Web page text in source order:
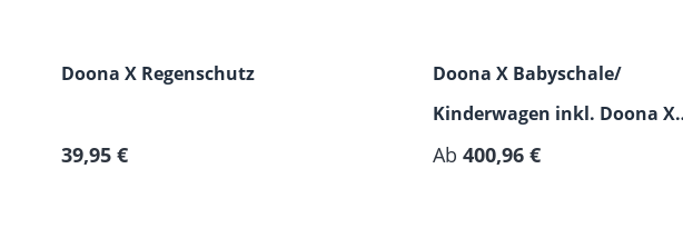
Doona X Regenschutz
Regulärer Preis:
39,95 €
Doona X Babyschale/
Kinderwagen inkl. Doona X
Isofix-Basis
Ab 400,96 €